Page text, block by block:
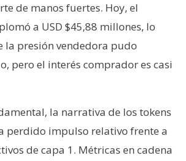
de manos fuertes. Hoy, el
a USD $45,88 millones, lo
la presión vendedora pudo
pero el interés comprador es casi
la narrativa de los tokens
perdido impulso relativo frente a
de capa 1. Métricas en cadena